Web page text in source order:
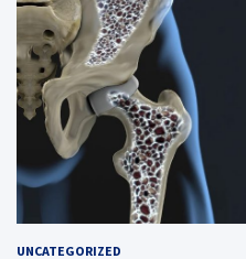
UNCATEGORIZED